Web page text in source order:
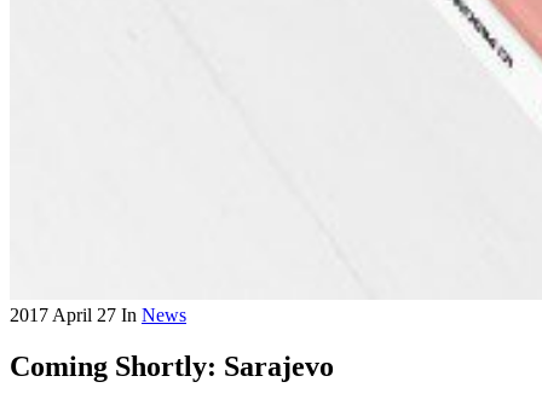
2017 April 27 In News
Coming Shortly: Sarajevo